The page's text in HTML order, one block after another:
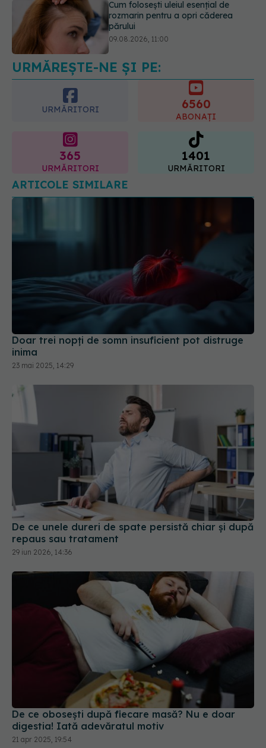
Ce este testul TORCH și cine trebuie
să-l facă. Ce înseamnă un rezultat
pozitiv
URMĂREȘTE-NE ȘI PE:
URMĂRITORI 6560
ABONAȚI
365
URMĂRITORI
1401
URMĂRITORI
ARTICOLE SIMILARE
Doar trei nopți de somn insuficient pot distruge
inima
23 mai 2025, 14:29
De ce unele dureri de spate persistă chiar și după
repaus sau tratament
29 iun 2026, 14:36
De ce obosești după fiecare masă? Nu e doar
digestia! Iată adevăratul motiv
21 apr 2025, 19:54